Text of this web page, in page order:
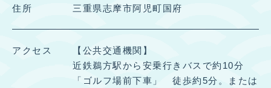
住所 三重県志摩市阿児町国府
アクセス
【公共交通機関】
近鉄鵜方駅から安乗行きバスで約10分
「ゴルフ場前下車」 徒歩約5分。または